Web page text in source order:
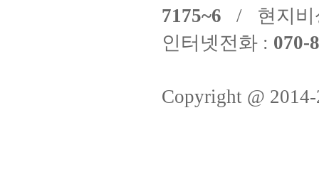
7175~6 / 현지비
인터넷전화 : 070-
Copyright @